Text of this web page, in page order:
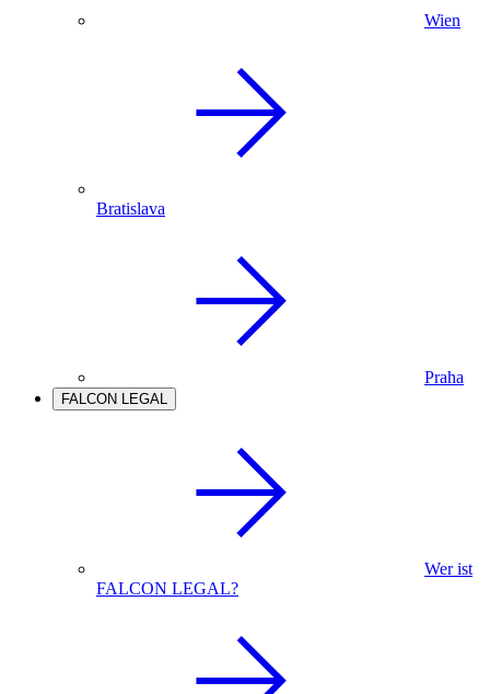
Wien
Bratislava
Praha
FALCON LEGAL
Wer ist
FALCON LEGAL?